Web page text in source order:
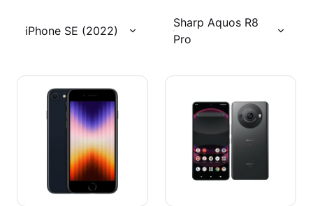
iPhone SE (2022)
Sharp Aquos R8
Pro